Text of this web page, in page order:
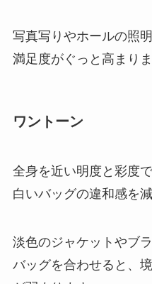
写真写りやホールの照
満足度がぐっと高まりま
ワントーン
全身を近い明度と彩度
白いバッグの違和感を
淡色のジャケットやブ
バッグを合わせると、